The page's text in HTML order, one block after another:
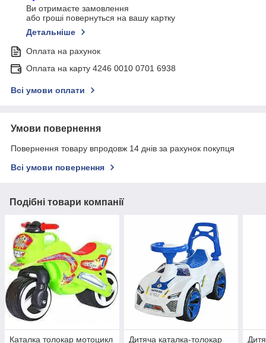
Ви отримаєте замовлення
або гроші повернуться на вашу картку
Детальніше
Оплата на рахунок
Оплата на карту 4246 0010 0701 6938
Всі умови оплати
Умови повернення
Повернення товару впродовж 14 днів за рахунок покупця
Всі умови повернення
Подібні товари компанії
Каталка толокар мотоцикл
Дитяча каталка-толокар